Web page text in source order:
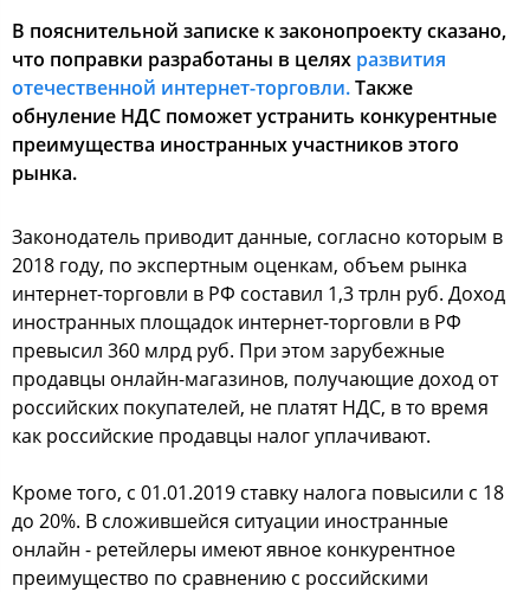
В пояснительной записке к законопроекту сказано,
что поправки разработаны в целях развития
отечественной интернет-торговли.Также
обнуление НДС поможет устранить конкурентные
преимущества иностранных участников этого
рынка.
Законодатель приводит данные, согласно которым в
2018 году, по экспертным оценкам, объем рынка
интернет-торговли в РФ составил 1,3 трлн руб. Доход
иностранных площадок интернет-торговли в РФ
превысил 360 млрд руб. При этом зарубежные
продавцы онлайн-магазинов, получающие доход от
российских покупателей, не платят НДС, в то время
как российские продавцы налог уплачивают.
Кроме того, с 01.01.2019 ставку налога повысили с 18
до 20%. В сложившейся ситуации иностранные
онлайн - ретейлеры имеют явное конкурентное
преимущество по сравнению с российскими